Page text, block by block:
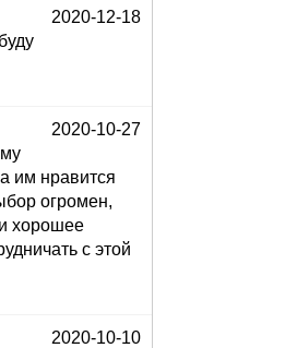
2020-12-18
2020-10-27
им нравится
огромен,
хорошее
с этой
2020-10-10